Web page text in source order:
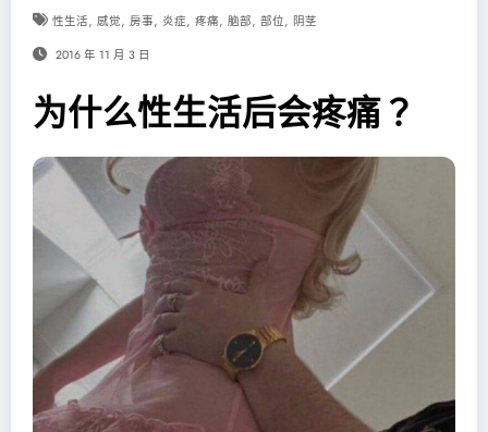
性生活, 感觉, 房事, 炎症, 疼痛, 脑部, 部位, 阴茎
2016 年 11 月 3 日
为什么性生活后会疼痛？